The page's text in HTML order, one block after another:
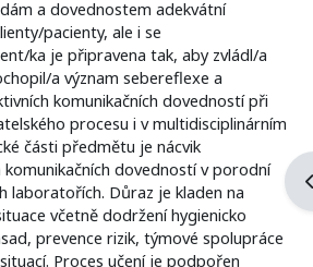
a dovednostem adekvátní
pacienty, ale i se
ka je připravena tak, aby zvládl/a
a význam sebereflexe a
komunikačních dovedností při
procesu i v multidisciplinárním
části předmětu je nácvik
komunikačních dovedností v porodní
laboratořích. Důraz je kladen na
včetně dodržení hygienicko
prevence rizik, týmové spolupráce
Proces učení je podpořen